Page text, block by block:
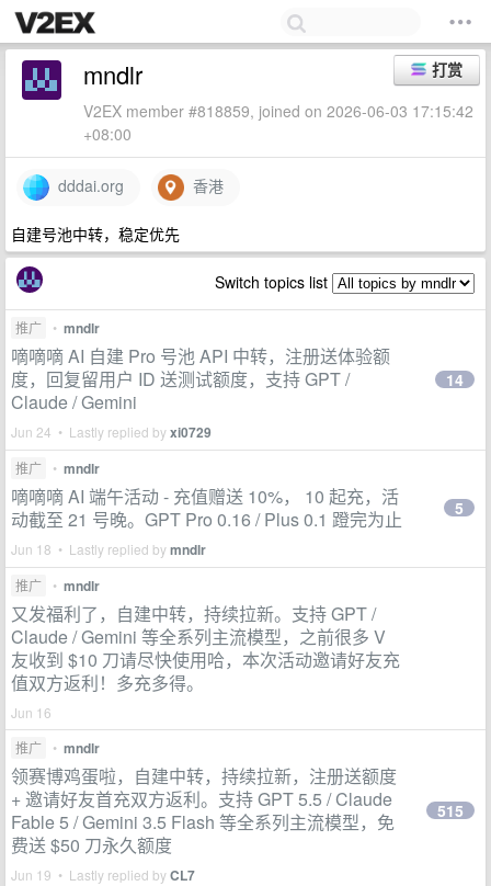
打赏
mndlr
V2EX member #818859, joined on 2026-06-03 17:15:42
+08:00
dddai.org 香港
自建号池中转，稳定优先
Switch topics list
推广 • mndlr
嘀嘀嘀 AI 自建 Pro 号池 API 中转，注册送体验额
度，回复留用户 ID 送测试额度，支持 GPT /
Claude / Gemini
Jun 24 • Lastly replied byxi0729
14
推广 • mndlr
嘀嘀嘀 AI 端午活动 - 充值赠送 10%， 10 起充，活
动截至 21 号晚。GPT Pro 0.16 / Plus 0.1 蹬完为止
Jun 18 • Lastly replied bymndlr
5
推广 • mndlr
又发福利了，自建中转，持续拉新。支持 GPT /
Claude / Gemini 等全系列主流模型，之前很多 V
友收到 $10 刀请尽快使用哈，本次活动邀请好友充
值双方返利！多充多得。
Jun 16
推广
• mndlr
领赛博鸡蛋啦，自建中转，持续拉新，注册送额度
+ 邀请好友首充双方返利。支持 GPT 5.5 / Claude
Fable 5 / Gemini 3.5 Flash 等全系列主流模型，免
费送 $50 刀永久额度
Jun 19 • Lastly replied byCL7
515